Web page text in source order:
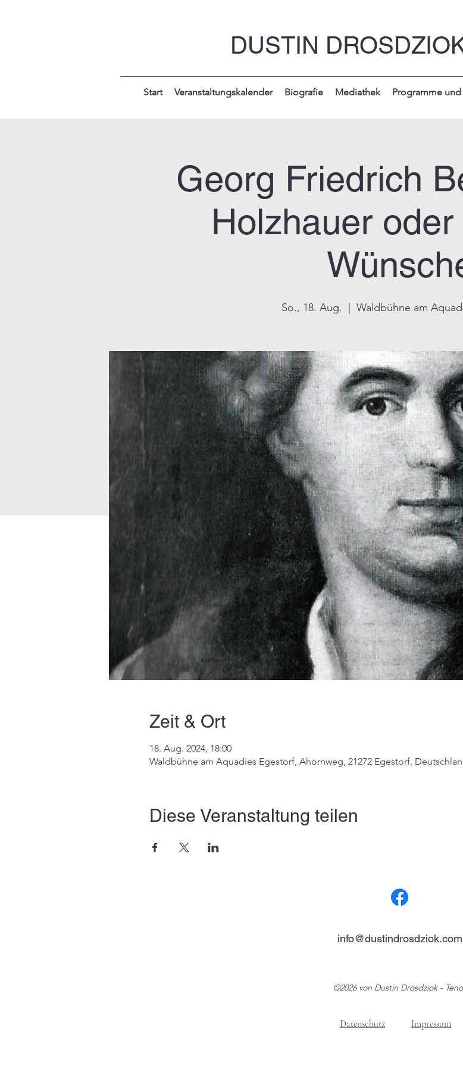
DUSTIN
Start Veranstaltungskalender Biografie Mediathek Programme
Georg Friedrich
Holzhauer
So., 18. Aug. Waldbühne am
Zeit & Ort
18. Aug. 2024, 18:00
Waldbühne am Aquadies Egestorf, Ahornweg, 21272 Egestorf,
Diese Veranstaltung teilen
info@dustindrosdziok.com
©2026 von Dustin Drosdziok -
Datenschutz Impressum